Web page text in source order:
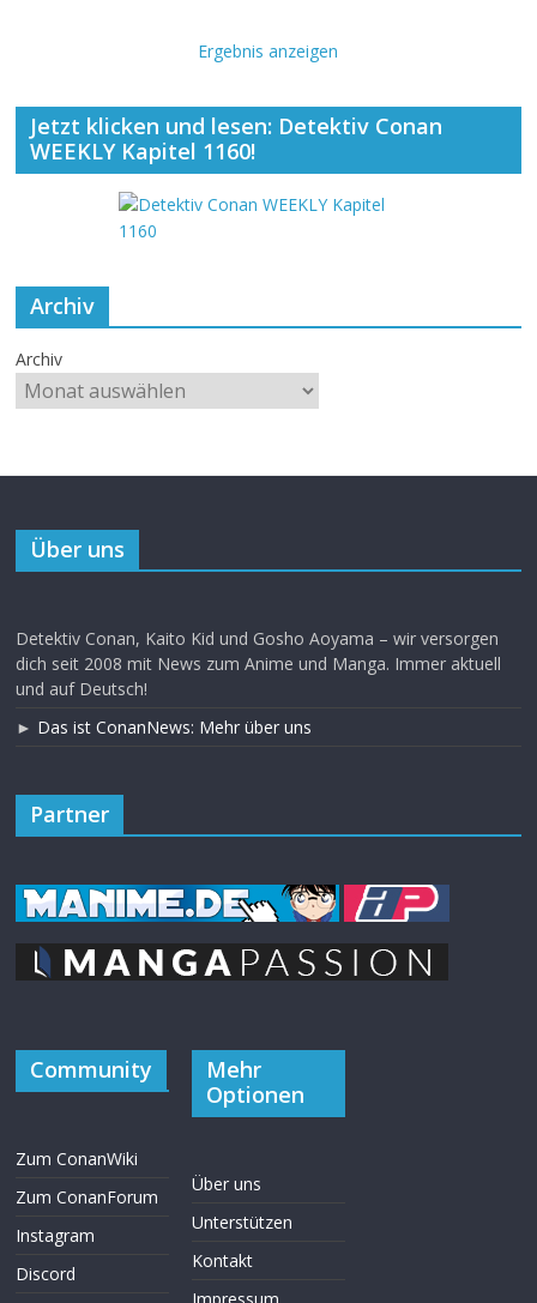
Ergebnis anzeigen
Jetzt klicken und lesen: Detektiv Conan
WEEKLY Kapitel 1160!
Archiv
Archiv
Über uns
Detektiv Conan, Kaito Kid und Gosho Aoyama – wir versorgen
dich seit 2008 mit News zum Anime und Manga. Immer aktuell
und auf Deutsch!
► Das ist ConanNews: Mehr über uns
Partner
Community
Zum ConanWiki
Zum ConanForum
Instagram
Discord
Mehr
Optionen
Über uns
Unterstützen
Kontakt
Impressum